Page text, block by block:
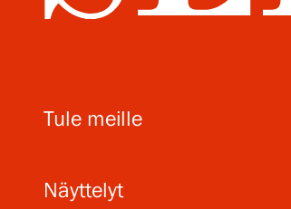
Tule meille
Näyttelyt